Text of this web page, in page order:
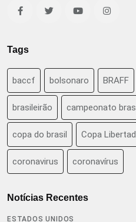
Tags
baccf bolsonaro BRAFF
brasileirão campeonato
copa do brasil Copa
coronavirus coronavírus
Notícias Recentes
ESTADOS UNIDOS